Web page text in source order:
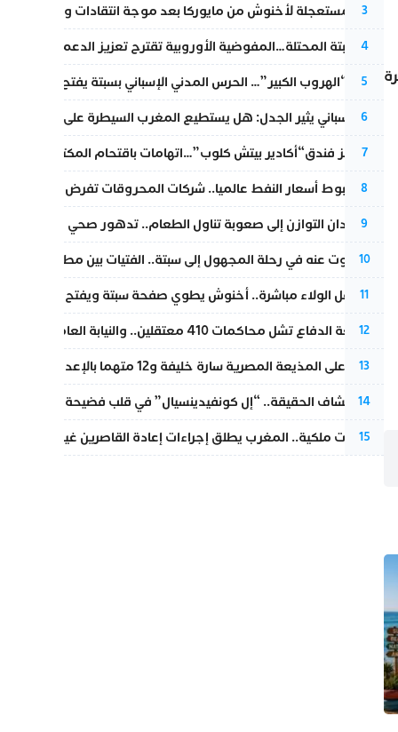
3
عودة مستعجلة لأخنوش من مايوركا بعد موجة انتقادات واسعة
4
أزمة سبتة المحتلة…المفوضية الأوروبية تقترح تعزيز الدعم المالي
5
عملية “الهروب الكبير”… الحرس المدني الإسباني بسبتة يفتح قناة
6
تقرير إسباني يثير الجدل: هل يستطيع المغرب السيطرة على سبتة
7
أزمة تهز فندق“أكادير بيتش كلوب”…اتهامات باقتحام المكتب النقابي
8
رغم هبوط أسعار النفط عالميا.. شركات المحروقات تفرض زيادة
9
من فقدان التوازن إلى صعوبة تناول الطعام.. تدهور صحي يلاحق
10
المسكوت عنه في رحلة المجهول إلى سبتة.. الفتيات بين مطرقة البحر
11
بعد حفل الولاء مباشرة.. أخنوش يطوي صفحة سبتة ويفتح ملف
12
مقاطعة الدفاع تشل محاكمات 410 معتقلين.. والنيابة العامة تبحث عن حل قانوني
13
الحكم على المذيعة المصرية سارة خليفة و12 متهما بالإعدام في قضية هزت بلاد الفراعنة
14
بعد انكشاف الحقيقة.. “إل كونفيدينسيال” في قلب فضيحة صورة
15
بتعليمات ملكية.. المغرب يطلق إجراءات إعادة القاصرين غير